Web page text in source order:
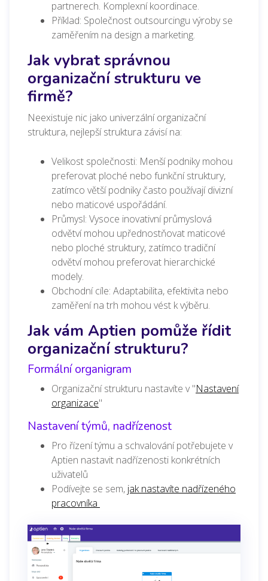
partnerech. Komplexní koordinace.
Příklad: Společnost outsourcingu výroby se
zaměřením na design a marketing.
Jak vybrat správnou
organizační strukturu ve
firmě?
Neexistuje nic jako univerzální organizační
struktura, nejlepší struktura závisí na:
Velikost společnosti: Menší podniky mohou
preferovat ploché nebo funkční struktury,
zatímco větší podniky často používají divizní
nebo maticové uspořádání.
Průmysl: Vysoce inovativní průmyslová
odvětví mohou upřednostňovat maticové
nebo ploché struktury, zatímco tradiční
odvětví mohou preferovat hierarchické
modely.
Obchodní cíle: Adaptabilita, efektivita nebo
zaměření na trh mohou vést k výběru.
Jak vám Aptien pomůže řídit
organizační strukturu?
Formální organigram
Organizační strukturu nastavíte v "Nastavení
organizace"
Nastavení týmů, nadřízenost
Pro řízení týmu a schvalování potřebujete v
Aptien nastavit nadřízenosti konkrétních
uživatelů
Podívejte se sem, jak nastavíte nadřízeného
pracovníka